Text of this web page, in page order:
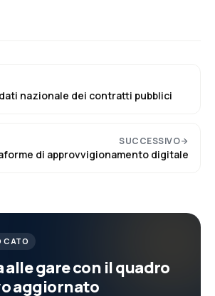
nazionale dei contratti pubblici
SUCCESSIVO
di approvvigionamento digitale
CATO
alle gare con il quadro
aggiornato